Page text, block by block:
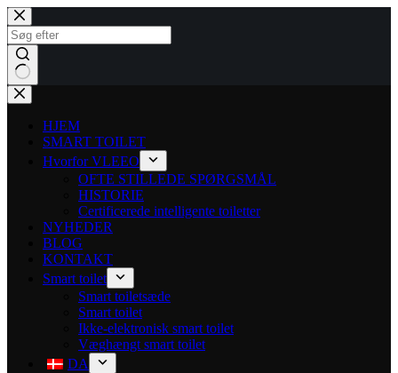
HJEM
SMART TOILET
Hvorfor VLEEO
OFTE STILLEDE SPØRGSMÅL
HISTORIE
Certificerede intelligente toiletter
NYHEDER
BLOG
KONTAKT
Smart toilet
Smart toiletsæde
Smart toilet
Ikke-elektronisk smart toilet
Væghængt smart toilet
DA